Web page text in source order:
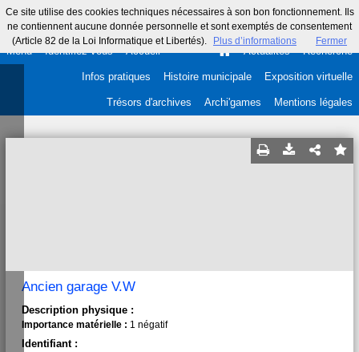
Ce site utilise des cookies techniques nécessaires à son bon fonctionnement. Ils
ne contiennent aucune donnée personnelle et sont exemptés de consentement
(Article 82 de la Loi Informatique et Libertés).
Plus d’informations Fermer
Menu Identifiez-vous Accueil Actualités Recherche
Infos pratiques Histoire municipale Exposition virtuelle
Trésors d'archives Archi'games Mentions légales
Ancien garage V.W
Description physique :
Importance matérielle : 1 négatif
Identifiant :